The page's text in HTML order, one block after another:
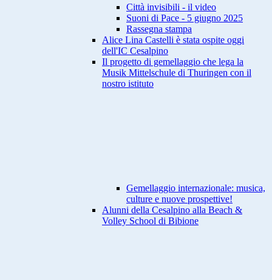
Città invisibili - il video
Suoni di Pace - 5 giugno 2025
Rassegna stampa
Alice Lina Castelli è stata ospite oggi
dell'IC Cesalpino
Il progetto di gemellaggio che lega la
Musik Mittelschule di Thuringen con il
nostro istituto
Gemellaggio internazionale: musica,
culture e nuove prospettive!
Alunni della Cesalpino alla Beach &
Volley School di Bibione